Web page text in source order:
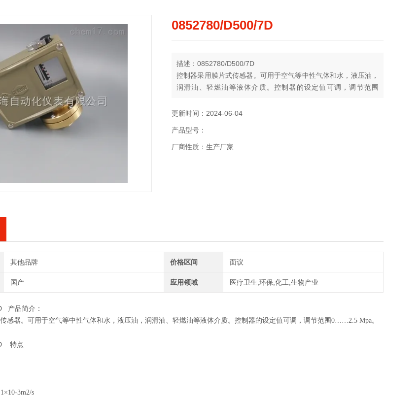
0852780/D500/7D
描述：0852780/D500/7D
控制器采用膜片式传感器。可用于空气等中性气体和水，液压油，
润滑油、轻燃油等液体介质。控制器的设定值可调，调节范围
更新时间：2024-06-04
产品型号：
厂商性质：生产厂家
其他品牌 价格区间 面议
国产 应用领域 医疗卫生,环保,化工,生物产业
产品简介：
感器。可用于空气等中性气体和水，液压油，润滑油、轻燃油等液体介质。控制器的设定值可调，调节范围0……2.5 Mpa。
特点
1×10-3m2/s